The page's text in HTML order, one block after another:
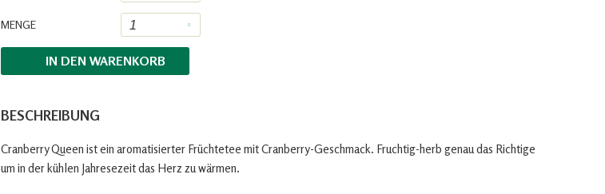
MENGE
IN DEN WARENKORB
BESCHREIBUNG
Cranberry Queen ist ein aromatisierter Früchtetee mit Cranberry-Geschmack. Fruchtig-herb genau das Richtige
um in der kühlen Jahresezeit das Herz zu wärmen.